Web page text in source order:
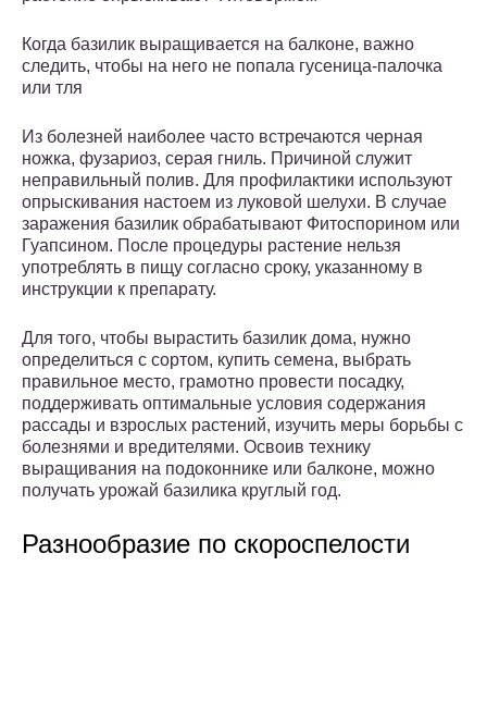
Когда базилик выращивается на балконе, важно
следить, чтобы на него не попала гусеница-палочка
или тля
Из болезней наиболее часто встречаются черная
ножка, фузариоз, серая гниль. Причиной служит
неправильный полив. Для профилактики используют
опрыскивания настоем из луковой шелухи. В случае
заражения базилик обрабатывают Фитоспорином или
Гуапсином. После процедуры растение нельзя
употреблять в пищу согласно сроку, указанному в
инструкции к препарату.
Для того, чтобы вырастить базилик дома, нужно
определиться с сортом, купить семена, выбрать
правильное место, грамотно провести посадку,
поддерживать оптимальные условия содержания
рассады и взрослых растений, изучить меры борьбы с
болезнями и вредителями. Освоив технику
выращивания на подоконнике или балконе, можно
получать урожай базилика круглый год.
Разнообразие по скороспелости